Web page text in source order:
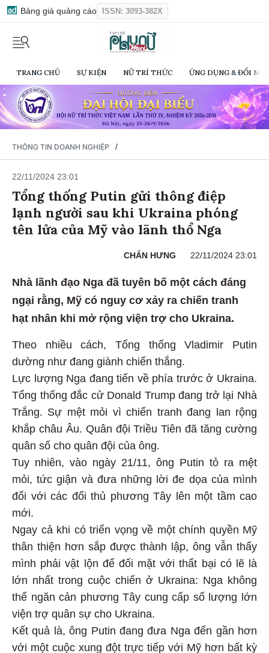
Bảng giá quảng cáo ISSN: 3093-382X
TRANG CHỦ SỰ KIỆN NỮ TRÍ THỨC ỨNG DỤNG & ĐỔI
THÔNG TIN DOANH NGHIỆP /
22/11/2024 23:01
Tổng thống Putin gửi thông điệp
lạnh người sau khi Ukraina phóng
tên lửa của Mỹ vào lãnh thổ Nga
CHẤN HƯNG 22/11/2024 23:01
Nhà lãnh đạo Nga đã tuyên bố một cách đáng
ngại rằng, Mỹ có nguy cơ xảy ra chiến tranh
hạt nhân khi mở rộng viện trợ cho Ukraina.
Theo nhiều cách, Tổng thống Vladimir Putin
dường như đang giành chiến thắng.
Lực lượng Nga đang tiến về phía trước ở Ukraina
Tổng thống đắc cử Donald Trump đang trở lại Nhà
Trắng. Sự mệt mỏi vì chiến tranh đang lan rộng
khắp châu Âu. Quân đội Triều Tiên đã tăng cường
quân số cho quân đội của ông.
Tuy nhiên, vào ngày 21/11, ông Putin tỏ ra mệt
mỏi, tức giận và đưa những lời đe dọa của mình
đối với các đối thủ phương Tây lên một tầm cao
mới.
Ngay cả khi có triển vọng về một chính quyền Mỹ
thân thiện hơn sắp được thành lập, ông vẫn thấy
mình phải vật lộn để đối mặt với thất bại có lẽ là
lớn nhất trong cuộc chiến ở Ukraina: Nga không
thể ngăn cản phương Tây cung cấp số lượng lớn
viện trợ quân sự cho Ukraina
Kết quả là, ông Putin đang đưa Nga đến gần hơn
với một cuộc xung đột trực tiếp với Mỹ hơn bất kỳ